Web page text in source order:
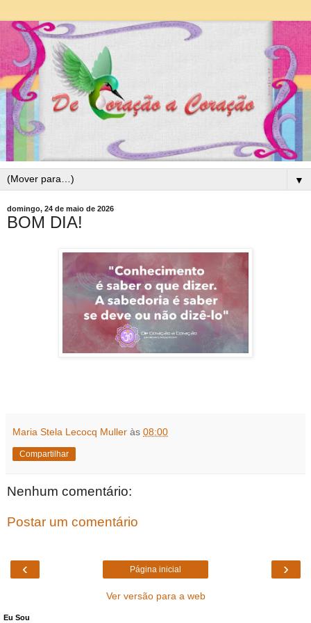
▼
domingo, 24 de maio de 2026
BOM DIA!
Maria Stela Lecocq Muller às 08:00
Compartilhar
Nenhum comentário:
Postar um comentário
‹ ›
Página inicial
Ver versão para a web
Eu Sou